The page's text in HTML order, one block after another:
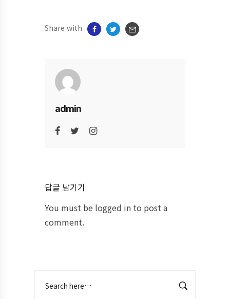
Share with
admin
답글 남기기
You must be logged in to post a
comment.